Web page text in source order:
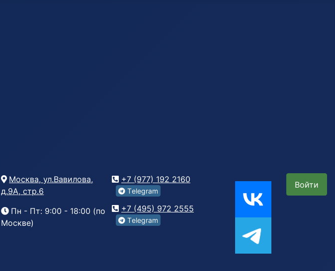
Москва, ул.Вавилова,
д.9А, стр.6
Пн - Пт: 9:00 - 18:00 (по
Москве)
+7 (977) 192 2160
Tеlegrаm
+7 (495) 972 2555
Tеlegrаm
Войти